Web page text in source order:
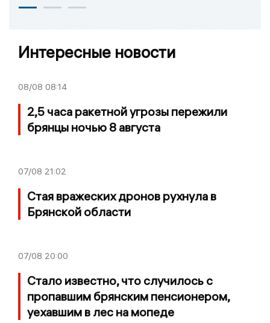
Интересные новости
08/08 08:14
2,5 часа ракетной угрозы пережили
брянцы ночью 8 августа
07/08 21:02
Стая вражеских дронов рухнула в
Брянской области
07/08 20:00
Стало известно, что случилось с
пропавшим брянским пенсионером,
уехавшим в лес на мопеде